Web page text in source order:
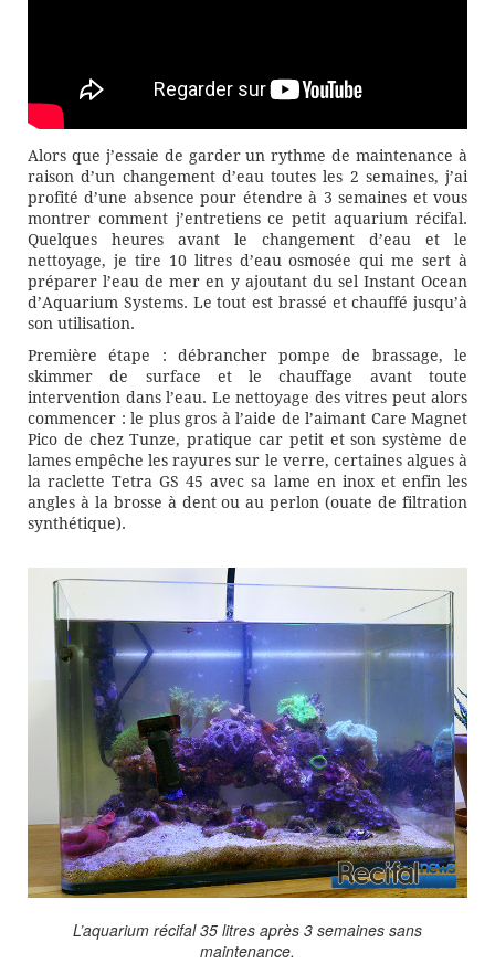
Alors que j’essaie de garder un rythme de maintenance à
raison d’un changement d’eau toutes les 2 semaines, j’ai
profité d’une absence pour étendre à 3 semaines et vous
montrer comment j’entretiens ce petit aquarium récifal.
Quelques heures avant le changement d’eau et le
nettoyage, je tire 10 litres d’eau osmosée qui me sert à
préparer l’eau de mer en y ajoutant du sel Instant Ocean
d’Aquarium Systems. Le tout est brassé et chauffé jusqu’à
son utilisation.
Première étape : débrancher pompe de brassage, le
skimmer de surface et le chauffage avant toute
intervention dans l’eau. Le nettoyage des vitres peut alors
commencer : le plus gros à l’aide de l’aimant Care Magnet
Pico de chez Tunze, pratique car petit et son système de
lames empêche les rayures sur le verre, certaines algues à
la raclette Tetra GS 45 avec sa lame en inox et enfin les
angles à la brosse à dent ou au perlon (ouate de filtration
synthétique).
L’aquarium récifal 35 litres après 3 semaines sans
maintenance.